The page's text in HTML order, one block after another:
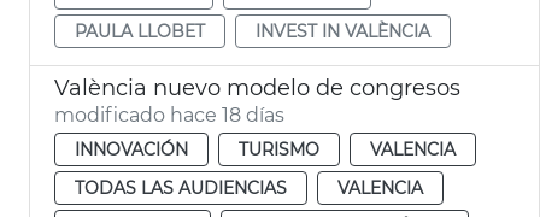
PAULA LLOBET
INVEST IN VALÈNCIA
València nuevo modelo de congresos
modificado hace 18 días
INNOVACIÓN TURISMO
VALENCIA
TODAS LAS AUDIENCIAS
VALENCIA